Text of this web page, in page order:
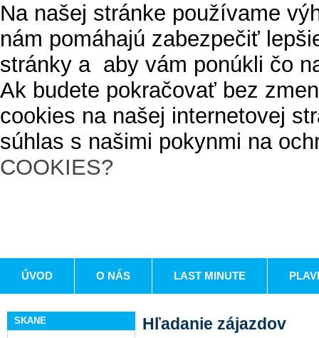
Na našej stránke používame
nám pomáhajú zabezpečiť
stránky a aby vám ponúkli čo
Ak budete pokračovať bez
cookies na našej internetovej
súhlas s našimi pokynmi na
COOKIES?
ÚVOD O NÁS LAST MINUTE
SKANE Hľadanie zájazdov